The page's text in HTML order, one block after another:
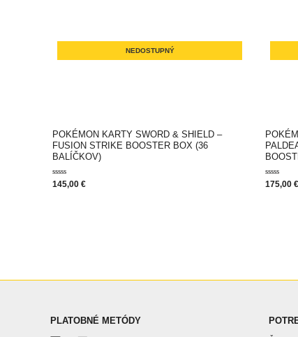
NEDOSTUPNÝ
POKÉMON KARTY SWORD & SHIELD –
FUSION STRIKE BOOSTER BOX (36
BALÍČKOV)
Hodnotenie
145,00 €
Hodnotenie
175,00 €
PLATOBNÉ METÓDY